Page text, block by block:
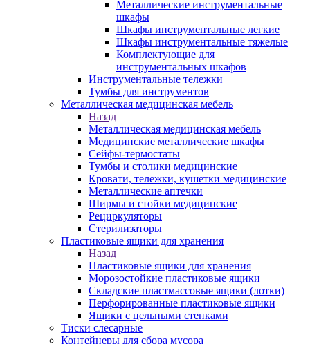
Металлические инструментальные
шкафы
Шкафы инструментальные легкие
Шкафы инструментальные тяжелые
Комплектующие для
инструментальных шкафов
Инструментальные тележки
Тумбы для инструментов
Металлическая медицинская мебель
Назад
Металлическая медицинская мебель
Медицинские металлические шкафы
Сейфы-термостаты
Тумбы и столики медицинские
Кровати, тележки, кушетки медицинские
Металлические аптечки
Ширмы и стойки медицинские
Рециркуляторы
Стерилизаторы
Пластиковые ящики для хранения
Назад
Пластиковые ящики для хранения
Морозостойкие пластиковые ящики
Складские пластмассовые ящики (лотки)
Перфорированные пластиковые ящики
Ящики с цельными стенками
Тиски слесарные
Контейнеры для сбора мусора